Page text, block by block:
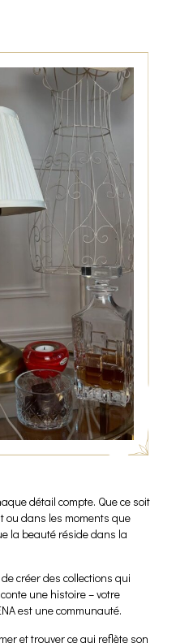
détail compte. Que ce soit
ou dans les moments que
la beauté réside dans la
créer des collections qui
une histoire – votre
est une communauté.
et trouver ce qui reflète son